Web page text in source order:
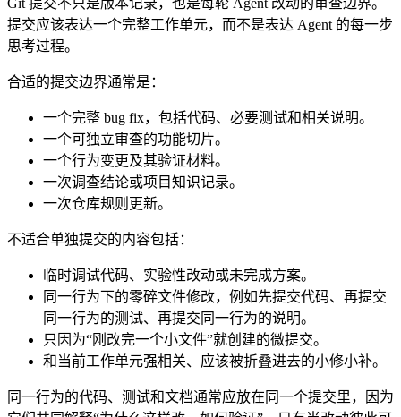
Git 提交不只是版本记录，也是每轮 Agent 改动的审查边界。
提交应该表达一个完整工作单元，而不是表达 Agent 的每一步
思考过程。
合适的提交边界通常是：
一个完整 bug fix，包括代码、必要测试和相关说明。
一个可独立审查的功能切片。
一个行为变更及其验证材料。
一次调查结论或项目知识记录。
一次仓库规则更新。
不适合单独提交的内容包括：
临时调试代码、实验性改动或未完成方案。
同一行为下的零碎文件修改，例如先提交代码、再提交
同一行为的测试、再提交同一行为的说明。
只因为“刚改完一个小文件”就创建的微提交。
和当前工作单元强相关、应该被折叠进去的小修小补。
同一行为的代码、测试和文档通常应放在同一个提交里，因为